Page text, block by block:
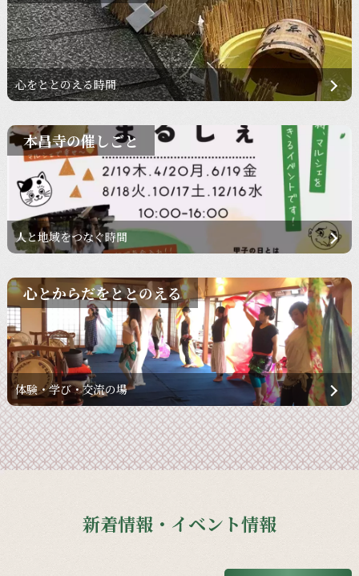
心をととのえる時間
本昌寺の催しごと
人と地域をつなぐ時間
心とからだをととのえる
体験・学び・交流の場
新着情報・イベント情報